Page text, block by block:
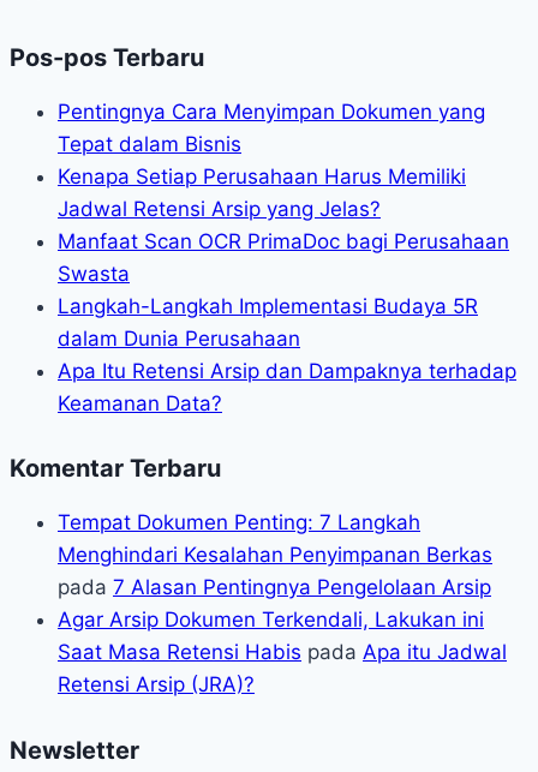
Pos-pos Terbaru
Pentingnya Cara Menyimpan Dokumen yang
Tepat dalam Bisnis
Kenapa Setiap Perusahaan Harus Memiliki
Jadwal Retensi Arsip yang Jelas?
Manfaat Scan OCR PrimaDoc bagi Perusahaan
Swasta
Langkah-Langkah Implementasi Budaya 5R
dalam Dunia Perusahaan
Apa Itu Retensi Arsip dan Dampaknya terhadap
Keamanan Data?
Komentar Terbaru
Tempat Dokumen Penting: 7 Langkah
Menghindari Kesalahan Penyimpanan Berkas
pada 7 Alasan Pentingnya Pengelolaan Arsip
Agar Arsip Dokumen Terkendali, Lakukan ini
Saat Masa Retensi Habis pada Apa itu Jadwal
Retensi Arsip (JRA)?
Newsletter